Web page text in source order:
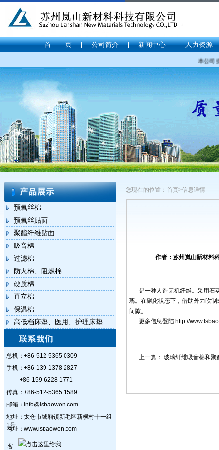
首 页 公司简介 新闻中心 人力资源
本公司
预氧丝棉
预氧丝贴面
聚酯纤维贴面
吸音棉
过滤棉
防火棉、阻燃棉
硬质棉
直立棉
保温棉
高低档床垫、医用、护理床垫
总机：+86-512-5365 0309
手机：+86-139-1378 2827
+86-159-6228 1771
传真：+86-512-5365 1589
邮箱：info@lsbaowen.com
地址：太仓市城厢镇新毛区新横村十一组
1号
网址：www.lsbaowen.com
客
您现在的位置：首页>信息详情
作者：苏州岚山新材料
是一种人造无机纤维。采用石
璃。在融化状态下，借助外力吹
间隙。
更多信息登陆 http://
上一篇： 玻璃纤维吸音棉和聚